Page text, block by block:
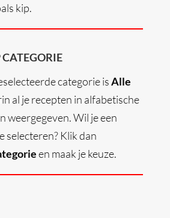
kip.
categorie isAlle
al je recepten in alfabetische
weergegeven. Wil je een
selecteren? Klik dan
en maak je keuze.